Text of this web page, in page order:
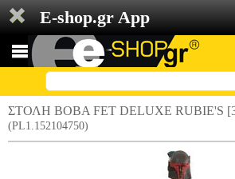
E-shop.gr App
ΣΤΟΛΗ BOBA FET DELUXE RUBIE'S
(PL1.152104750)